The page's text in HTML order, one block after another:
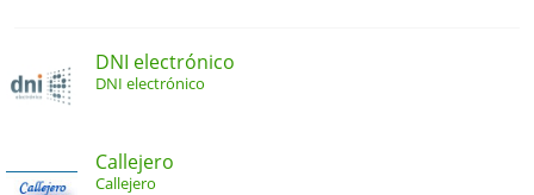
DNI electrónico
DNI electrónico
Callejero
Callejero